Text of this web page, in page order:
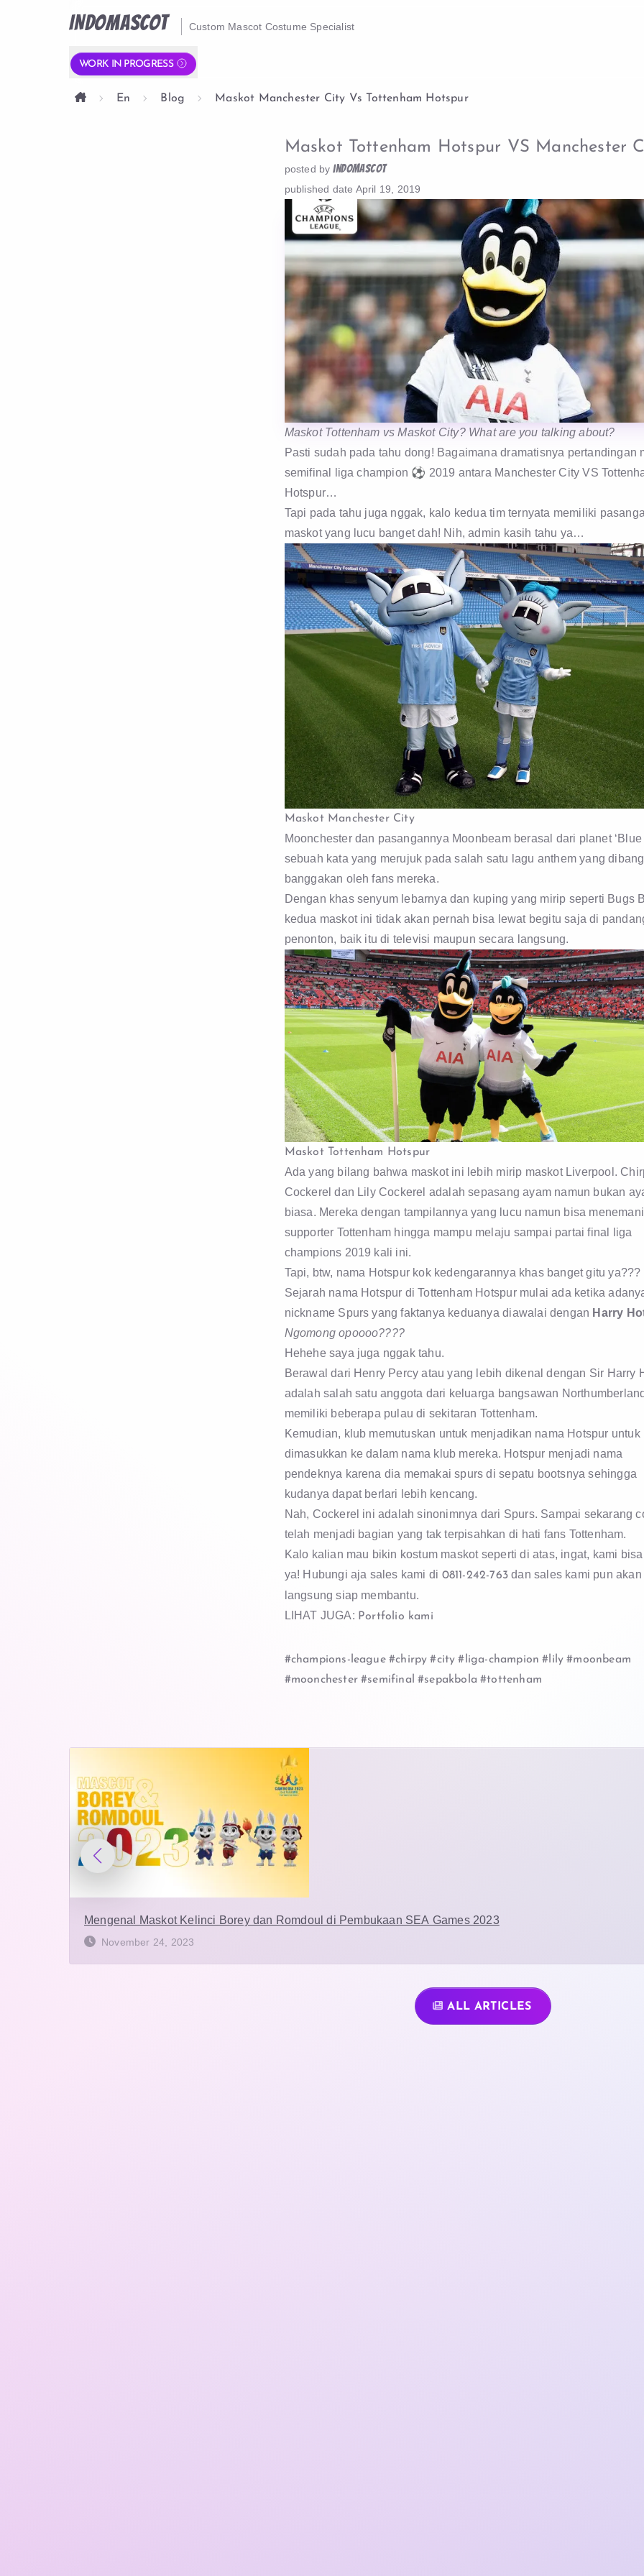
INDOMASCOT Custom Mascot Costume Specialist
WORK IN PROGRESS
En Blog Maskot Manchester City Vs Tottenham Hotspur
Maskot Tottenham Hotspur VS Manchester
posted by indomascot
published date April 19, 2019
Maskot Tottenham vs Maskot City? What are you talking about?
Pasti sudah pada tahu dong! Bagaimana dramatisnya pertandingan
semifinal liga champion ⚽️ 2019 antara Manchester City VS
Hotspur…
Tapi pada tahu juga nggak, kalo kedua tim ternyata memiliki
maskot yang lucu banget dah! Nih, admin kasih tahu ya…
Maskot Manchester City
Moonchester dan pasangannya Moonbeam berasal dari planet ‘Blue
sebuah kata yang merujuk pada salah satu lagu anthem yang
banggakan oleh fans mereka.
Dengan khas senyum lebarnya dan kuping yang mirip seperti Bugs
kedua maskot ini tidak akan pernah bisa lewat begitu saja di
penonton, baik itu di televisi maupun secara langsung.
Maskot Tottenham Hotspur
Ada yang bilang bahwa maskot ini lebih mirip maskot Liverpool.
Cockerel dan Lily Cockerel adalah sepasang ayam namun bukan
biasa. Mereka dengan tampilannya yang lucu namun bisa menemani
supporter Tottenham hingga mampu melaju sampai partai final liga
champions 2019 kali ini.
Tapi, btw, nama Hotspur kok kedengarannya khas banget gitu
Sejarah nama Hotspur di Tottenham Hotspur mulai ada ketika
nickname Spurs yang faktanya keduanya diawalai dengan Harry
Ngomong opoooo????
Hehehe saya juga nggak tahu.
Berawal dari Henry Percy atau yang lebih dikenal dengan Sir Harry
adalah salah satu anggota dari keluarga bangsawan
memiliki beberapa pulau di sekitaran Tottenham.
Kemudian, klub memutuskan untuk menjadikan nama Hotspur untuk
dimasukkan ke dalam nama klub mereka. Hotspur menjadi nama
pendeknya karena dia memakai spurs di sepatu bootsnya sehingga
kudanya dapat berlari lebih kencang.
Nah, Cockerel ini adalah sinonimnya dari Spurs. Sampai sekarang
telah menjadi bagian yang tak terpisahkan di hati fans Tottenham.
Kalo kalian mau bikin kostum maskot seperti di atas, ingat, kami
ya! Hubungi aja sales kami di 0811-242-763dan sales kami pun akan
langsung siap membantu.
LIHAT JUGA: Portfolio kami
#champions-league #chirpy #city #liga-champion #lily #moonbeam
#moonchester #semifinal #sepakbola #tottenham
Mengenal Maskot Kelinci Borey dan Romdoul di Pembukaan SEA Games 2023
November 24, 2023
ALL ARTICLES